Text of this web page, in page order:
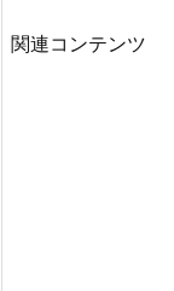
関連コンテンツ